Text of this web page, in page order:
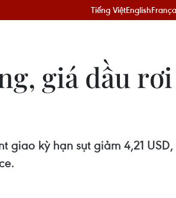
Tiếng ViệtEnglish
giá dầu
kỳ hạn sụt giảm 4,21